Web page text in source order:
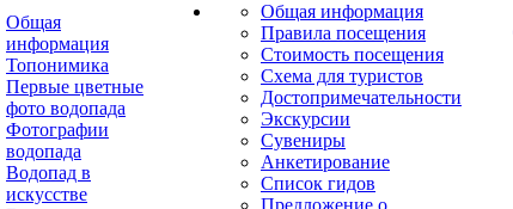
Общая
информация
Топонимика
Первые цветные
фото водопада
Фотографии
водопада
Водопад в
искусстве
Общая информация
Правила посещения
Стоимость посещения
Схема для туристов
Достопримечательности
Экскурсии
Сувениры
Анкетирование
Список гидов
Предложение о